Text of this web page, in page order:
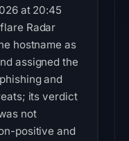
at 20:45
Radar
hostname as
assigned the
and
its verdict
not
positive and